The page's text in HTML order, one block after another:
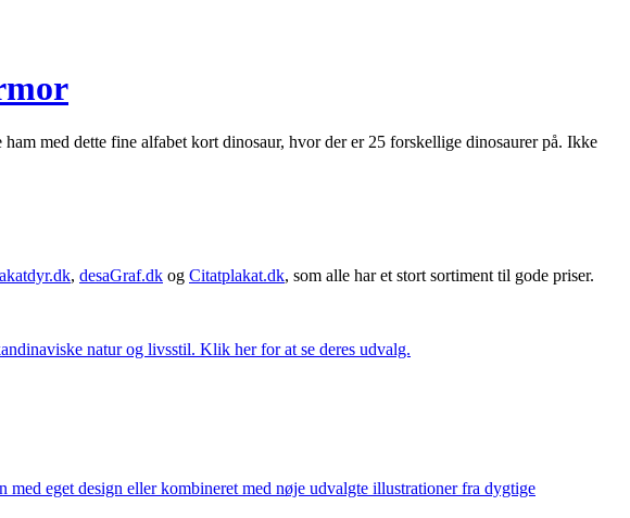
med dette fine alfabet kort dinosaur, hvor der er 25 forskellige dinosaurer på. Ikke
, desaGraf.dk og Citatplakat.dk, som alle har et stort sortiment til gode priser.
natur og livsstil. Klik her for at se deres udvalg.
eget design eller kombineret med nøje udvalgte illustrationer fra dygtige